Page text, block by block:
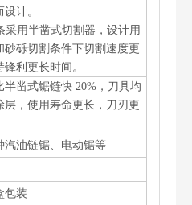
计。
采用半凿式切割器，设计用
砂砾切割条件下切割速度更
利更长时间。
半凿式锯链快 20%，刀具均
层，使用寿命更长，刀刃更
汽油链锯、电动锯等
包装